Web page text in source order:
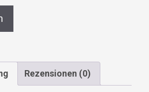
Rezensionen (0)